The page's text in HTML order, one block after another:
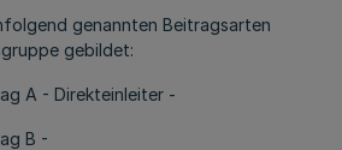
genannten Beitragsarten
gebildet:
A - Direkteinleiter -
B -